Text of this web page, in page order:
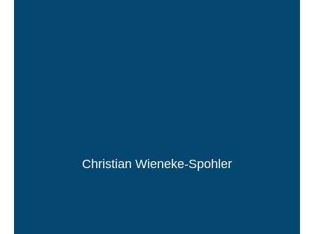
Christian Wieneke-Spohler